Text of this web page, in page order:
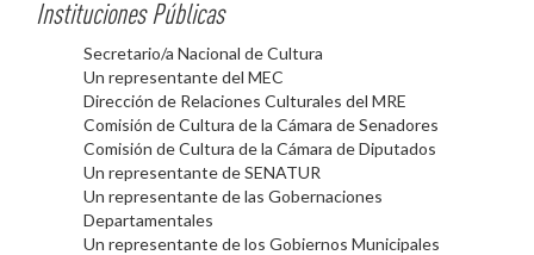
Instituciones Públicas
Secretario/a Nacional de Cultura
Un representante del MEC
Dirección de Relaciones Culturales del MRE
Comisión de Cultura de la Cámara de Senadores
Comisión de Cultura de la Cámara de Diputados
Un representante de SENATUR
Un representante de las Gobernaciones
Departamentales
Un representante de los Gobiernos Municipales